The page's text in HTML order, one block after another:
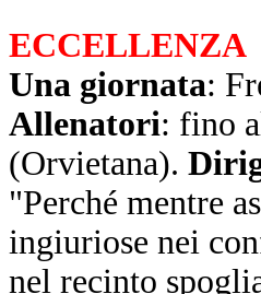
ECCELLENZA
Una giornata:
Allenatori: fino
(Orvietana).
"Perché mentre
ingiuriose nei
nel recinto